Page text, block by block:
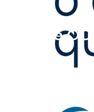
Exame